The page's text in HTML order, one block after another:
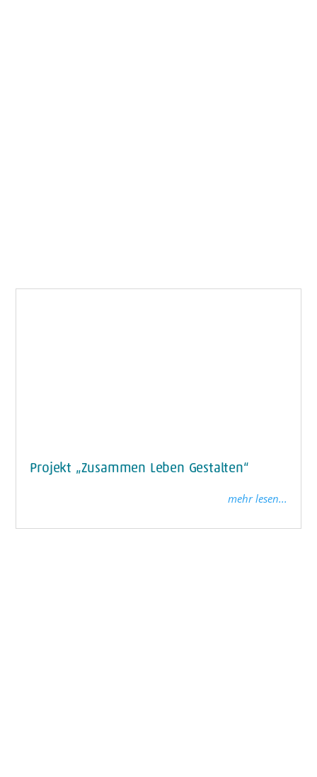
Projekt „Zusammen Leben Gestalten“
mehr lesen...